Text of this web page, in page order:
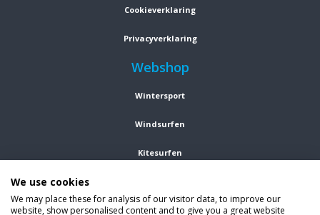
Cookieverklaring
Privacyverklaring
Webshop
Wintersport
Windsurfen
Kitesurfen
Kleding
We use cookies
We may place these for analysis of our visitor data, to improve our
website, show personalised content and to give you a great website